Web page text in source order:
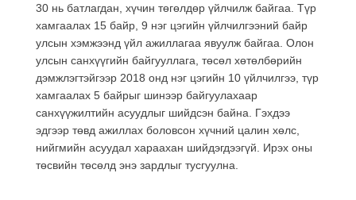
30 нь батлагдан, хүчин төгөлдөр үйлчилж байгаа. Түр
хамгаалах 15 байр, 9 нэг цэгийн үйлчилгээний байр
улсын хэмжээнд үйл ажиллагаа явуулж байгаа. Олон
улсын санхүүгийн байгууллага, төсөл хөтөлбөрийн
дэмжлэгтэйгээр 2018 онд нэг цэгийн 10 үйлчилгээ, түр
хамгаалах 5 байрыг шинээр байгуулахаар
санхүүжилтийн асуудлыг шийдсэн байна. Гэхдээ
эдгээр төвд ажиллах боловсон хүчний цалин хөлс,
нийгмийн асуудал хараахан шийдэгдээгүй. Ирэх оны
төсвийн төсөлд энэ зардлыг тусгуулна.